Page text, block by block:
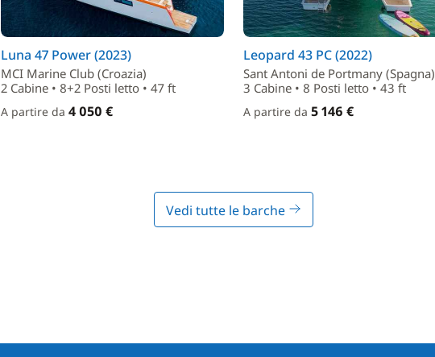
Luna 47 Power (2023)
MCI Marine Club (Croazia)
2 Cabine • 8+2 Posti letto • 47 ft
A partire da 4 050 €
Leopard 43 PC (2022)
Sant Antoni de Portmany (Spagna)
3 Cabine • 8 Posti letto • 43 ft
A partire da 5 146 €
Vedi tutte le barche